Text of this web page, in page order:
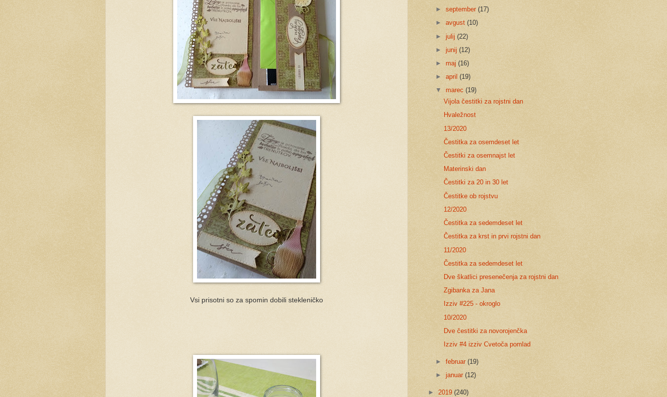
Vsi prisotni so za spomin dobili stekleničko
►september(17)
►avgust(10)
►julij(22)
►junij(12)
►maj(16)
►april(19)
▼marec(19)
Vijola čestitki za rojstni dan
Hvaležnost
13/2020
Čestitka za osemdeset let
Čestitki za osemnajst let
Materinski dan
Čestitki za 20 in 30 let
Čestitke ob rojstvu
12/2020
Čestitka za sedemdeset let
Čestitka za krst in prvi rojstni dan
11/2020
Čestitka za sedemdeset let
Dve škatlici presenečenja za rojstni dan
Zgibanka za Jana
Izziv #225 - okroglo
10/2020
Dve čestitki za novorojenčka
Izziv #4 izziv Cvetoča pomlad
►februar(19)
►januar(12)
► 2019 (240)